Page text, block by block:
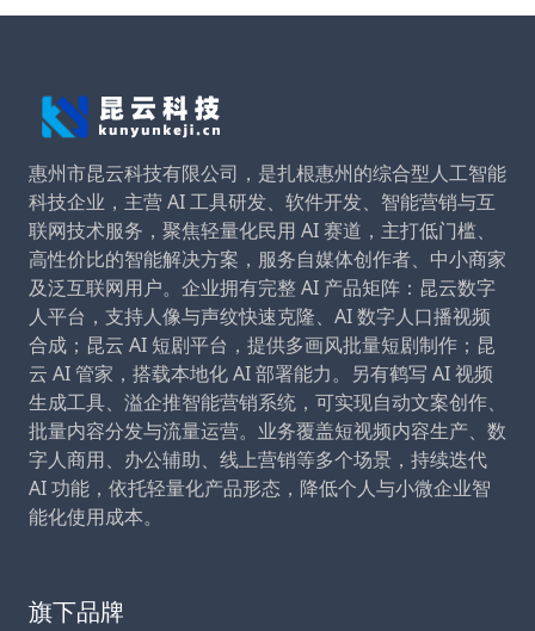
惠州市昆云科技有限公司，是扎根惠州的综合型人工智能
科技企业，主营 AI 工具研发、软件开发、智能营销与互
联网技术服务，聚焦轻量化民用 AI 赛道，主打低门槛、
高性价比的智能解决方案，服务自媒体创作者、中小商家
及泛互联网用户。企业拥有完整 AI 产品矩阵：昆云数字
人平台，支持人像与声纹快速克隆、AI 数字人口播视频
合成；昆云 AI 短剧平台，提供多画风批量短剧制作；昆
云 AI 管家，搭载本地化 AI 部署能力。另有鹤写 AI 视频
生成工具、溢企推智能营销系统，可实现自动文案创作、
批量内容分发与流量运营。业务覆盖短视频内容生产、数
字人商用、办公辅助、线上营销等多个场景，持续迭代
AI 功能，依托轻量化产品形态，降低个人与小微企业智
能化使用成本。
旗下品牌